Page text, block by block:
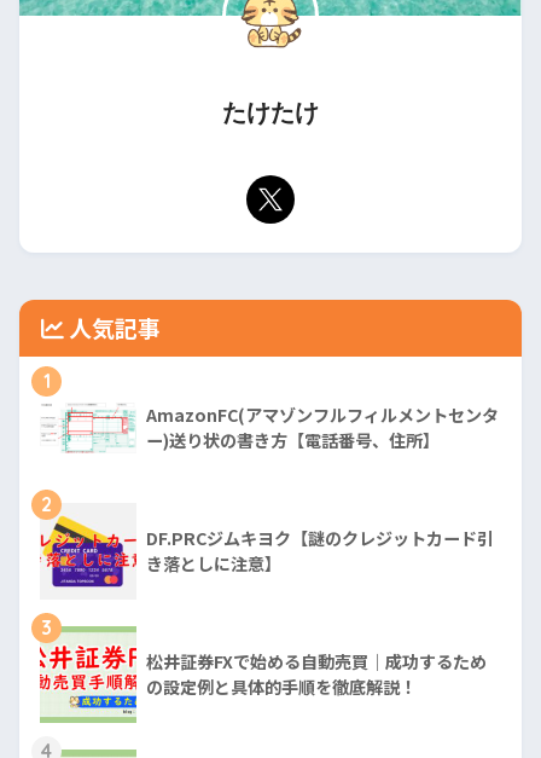
たけたけ
人気記事
1
AmazonFC(アマゾンフルフィルメントセンタ
ー)送り状の書き方【電話番号、住所】
2
DF.PRCジムキヨク【謎のクレジットカード引
き落としに注意】
3
松井証券FXで始める自動売買｜成功するため
の設定例と具体的手順を徹底解説！
4